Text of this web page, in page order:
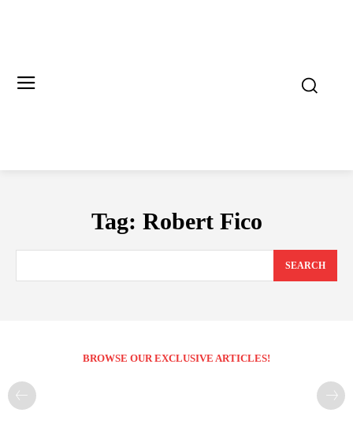
Tag: Robert Fico
SEARCH
BROWSE OUR EXCLUSIVE ARTICLES!